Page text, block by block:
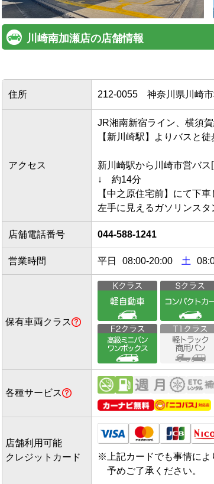
川崎南加瀬店の店舗情報
住所 212-0055 神奈川県川崎
アクセス
JR湘南新宿ライン、横須
【新川崎駅】よりバスと
新川崎駅から川崎市営バ
↓　約14分
【中之原住宅前】にて下車
左手に見えるガソリンスタ
店舗電話番号 044-588-1241
営業時間 平日 08:00-20:00 土
保有車両クラス
各種サービス
店舗利用可能
クレジットカード
※ 上記カードでも事情に
予めご了承ください。